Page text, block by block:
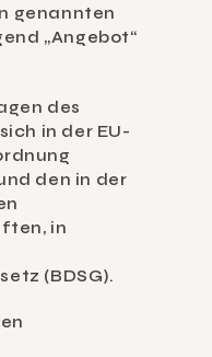
genannten
„Angebot“
des
in der EU-
den in der
in
(BDSG).